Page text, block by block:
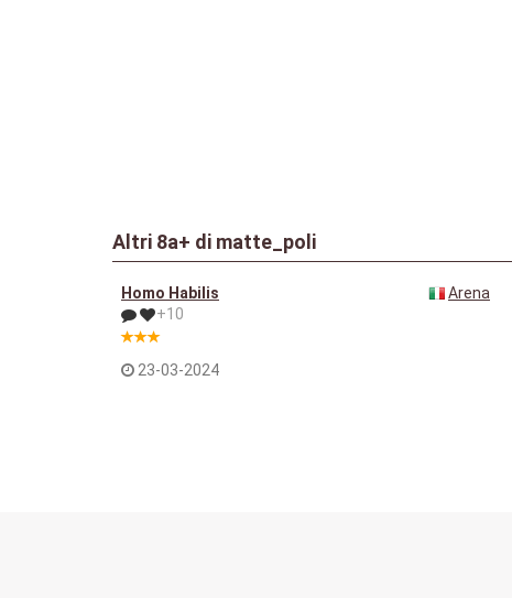
Altri 8a+ di matte_poli
Homo Habilis
+10
23-03-2024
Arena